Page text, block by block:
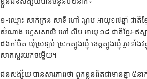
១-ឈ្មោះ សាក់ក្រន សាទី ហៅ ណូប អាយុ១៧ឆ្នាំ ជាតិខ្ម
សំណាង ហ្វេសសាលី ហៅ លីប អាយុ ១៨ ជាតិខ្មែរ-ឥស្
ដងកាំបិត ឃុំស្រឡប់ ស្រុកត្បូងឃ្មុំ ខេត្តត្បូងឃ្មុំ រួមទាំងវ
សាកសួរយកចម្លើយ។
ជនសង្ស័យ បានសារភាពថា ពួកខ្លួនពិតជាមានគ្នា ៥ន